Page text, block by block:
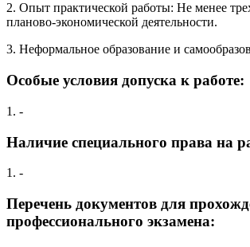
2. Опыт практической работы: Не менее
планово-экономической деятельности.
3. Неформальное образование и
Особые условия допуска к работе:
1. -
Наличие специального права на
1. -
Перечень документов для
профессионального экзамена: